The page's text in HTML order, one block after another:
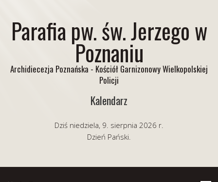
Parafia pw. św. Jerzego w
Poznaniu
Archidiecezja Poznańska - Kościół Garnizonowy Wielkopolskiej
Policji
Kalendarz
Dziś niedziela, 9. sierpnia 2026 r.
Dzień Pański.